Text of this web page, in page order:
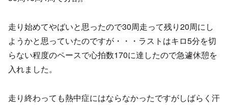
走り始めてやばいと思ったので30周走って残り20周にし
ようかと思っていたのですが・・・ラストはキロ5分を切
らない程度のペースで心拍数170に達したので急遽休憩を
入れました。
走り終わっても熱中症にはならなかったですがしばらく汗